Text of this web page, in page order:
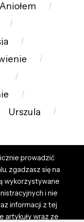
Urszula
prowadzić
zgadzasz się na
wykorzystywane
i nie
informacji z tej
artykuły wraz ze